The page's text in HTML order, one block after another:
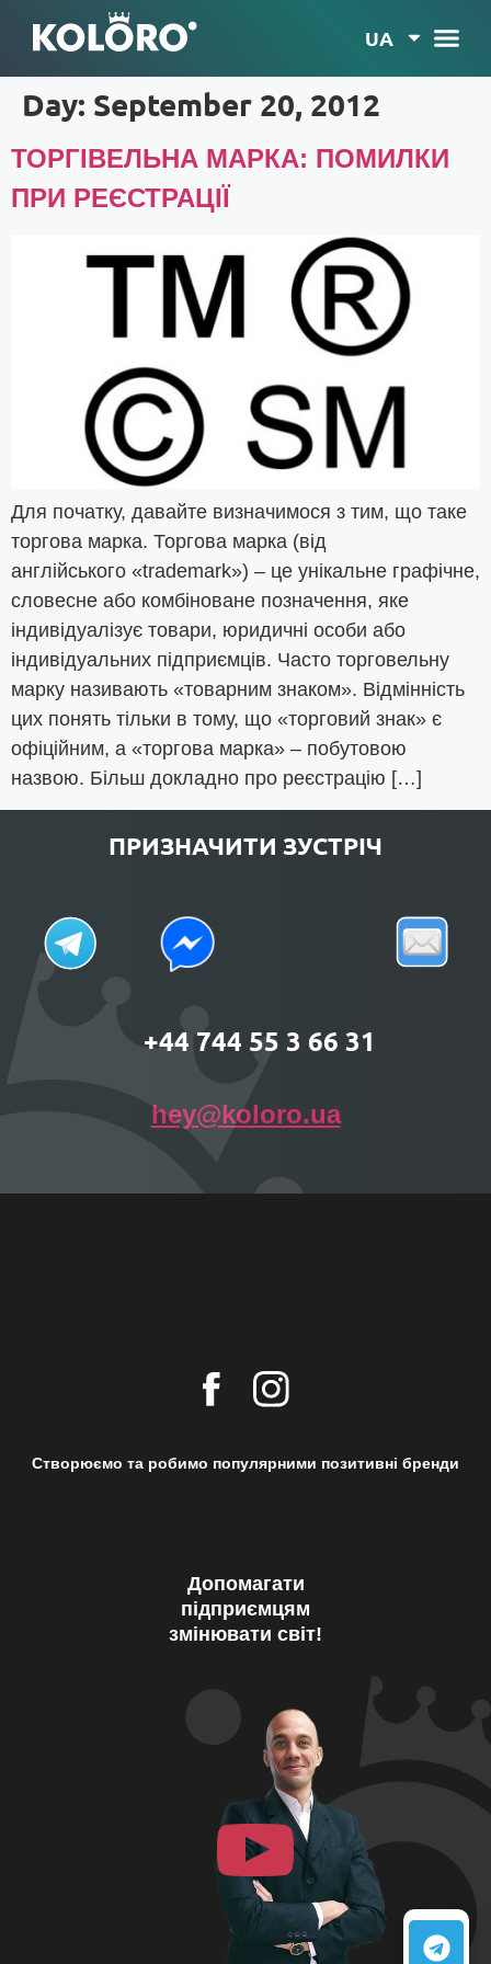
UA
Day: September 20, 2012
ТОРГІВЕЛЬНА МАРКА: ПОМИЛКИ
ПРИ РЕЄСТРАЦІЇ
Для початку, давайте визначимося з тим, що таке
торгова марка. Торгова марка (від
англійського «trademark») – це унікальне графічне,
словесне або комбіноване позначення, яке
індивідуалізує товари, юридичні особи або
індивідуальних підприємців. Часто торговельну
марку називають «товарним знаком». Відмінність
цих понять тільки в тому, що «торговий знак» є
офіційним, а «торгова марка» – побутовою
назвою. Більш докладно про реєстрацію […]
ПРИЗНАЧИТИ ЗУСТРІЧ
+44 744 55 3 66 31
hey@koloro.ua
Створюємо та робимо популярними позитивні бренди
Допомагати
підприємцям
змінювати світ!